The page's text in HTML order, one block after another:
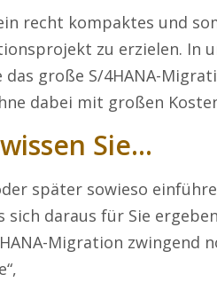
recht kompaktes und
zu erzielen. In
das große S/4HANA-
dabei mit großen
Sie…
später sowieso
sich daraus für Sie
Migration zwingend